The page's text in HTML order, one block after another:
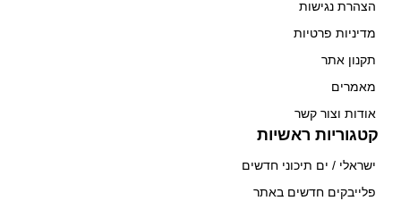
הצהרת נגישות
מדיניות פרטיות
תקנון אתר
מאמרים
אודות וצור קשר
קטגוריות ראשיות
ישראלי / ים תיכוני חדשים
פלייבקים חדשים באתר